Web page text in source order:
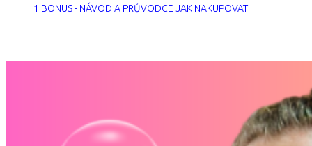
1 BONUS - NÁVOD A PRŮVODCE JAK NAKUPOVAT